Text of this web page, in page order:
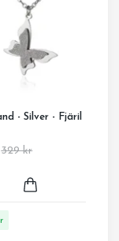
- Silver - Fjäril
329 kr